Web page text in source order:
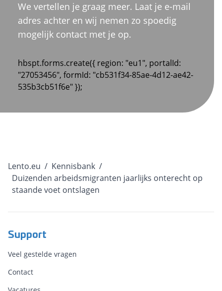
We vertellen je graag meer. Laat je e-mail
adres achter en wij nemen zo spoedig
mogelijk contact met je op.
hbspt.forms.create({ region: "eu1", portalId:
"27053456", formId: "cb531f34-85ae-4d12-ae42-
535b3cb51f6e" });
Lento.eu / Kennisbank /
Duizenden arbeidsmigranten jaarlijks onterecht op
staande voet ontslagen
Support
Veel gestelde vragen
Contact